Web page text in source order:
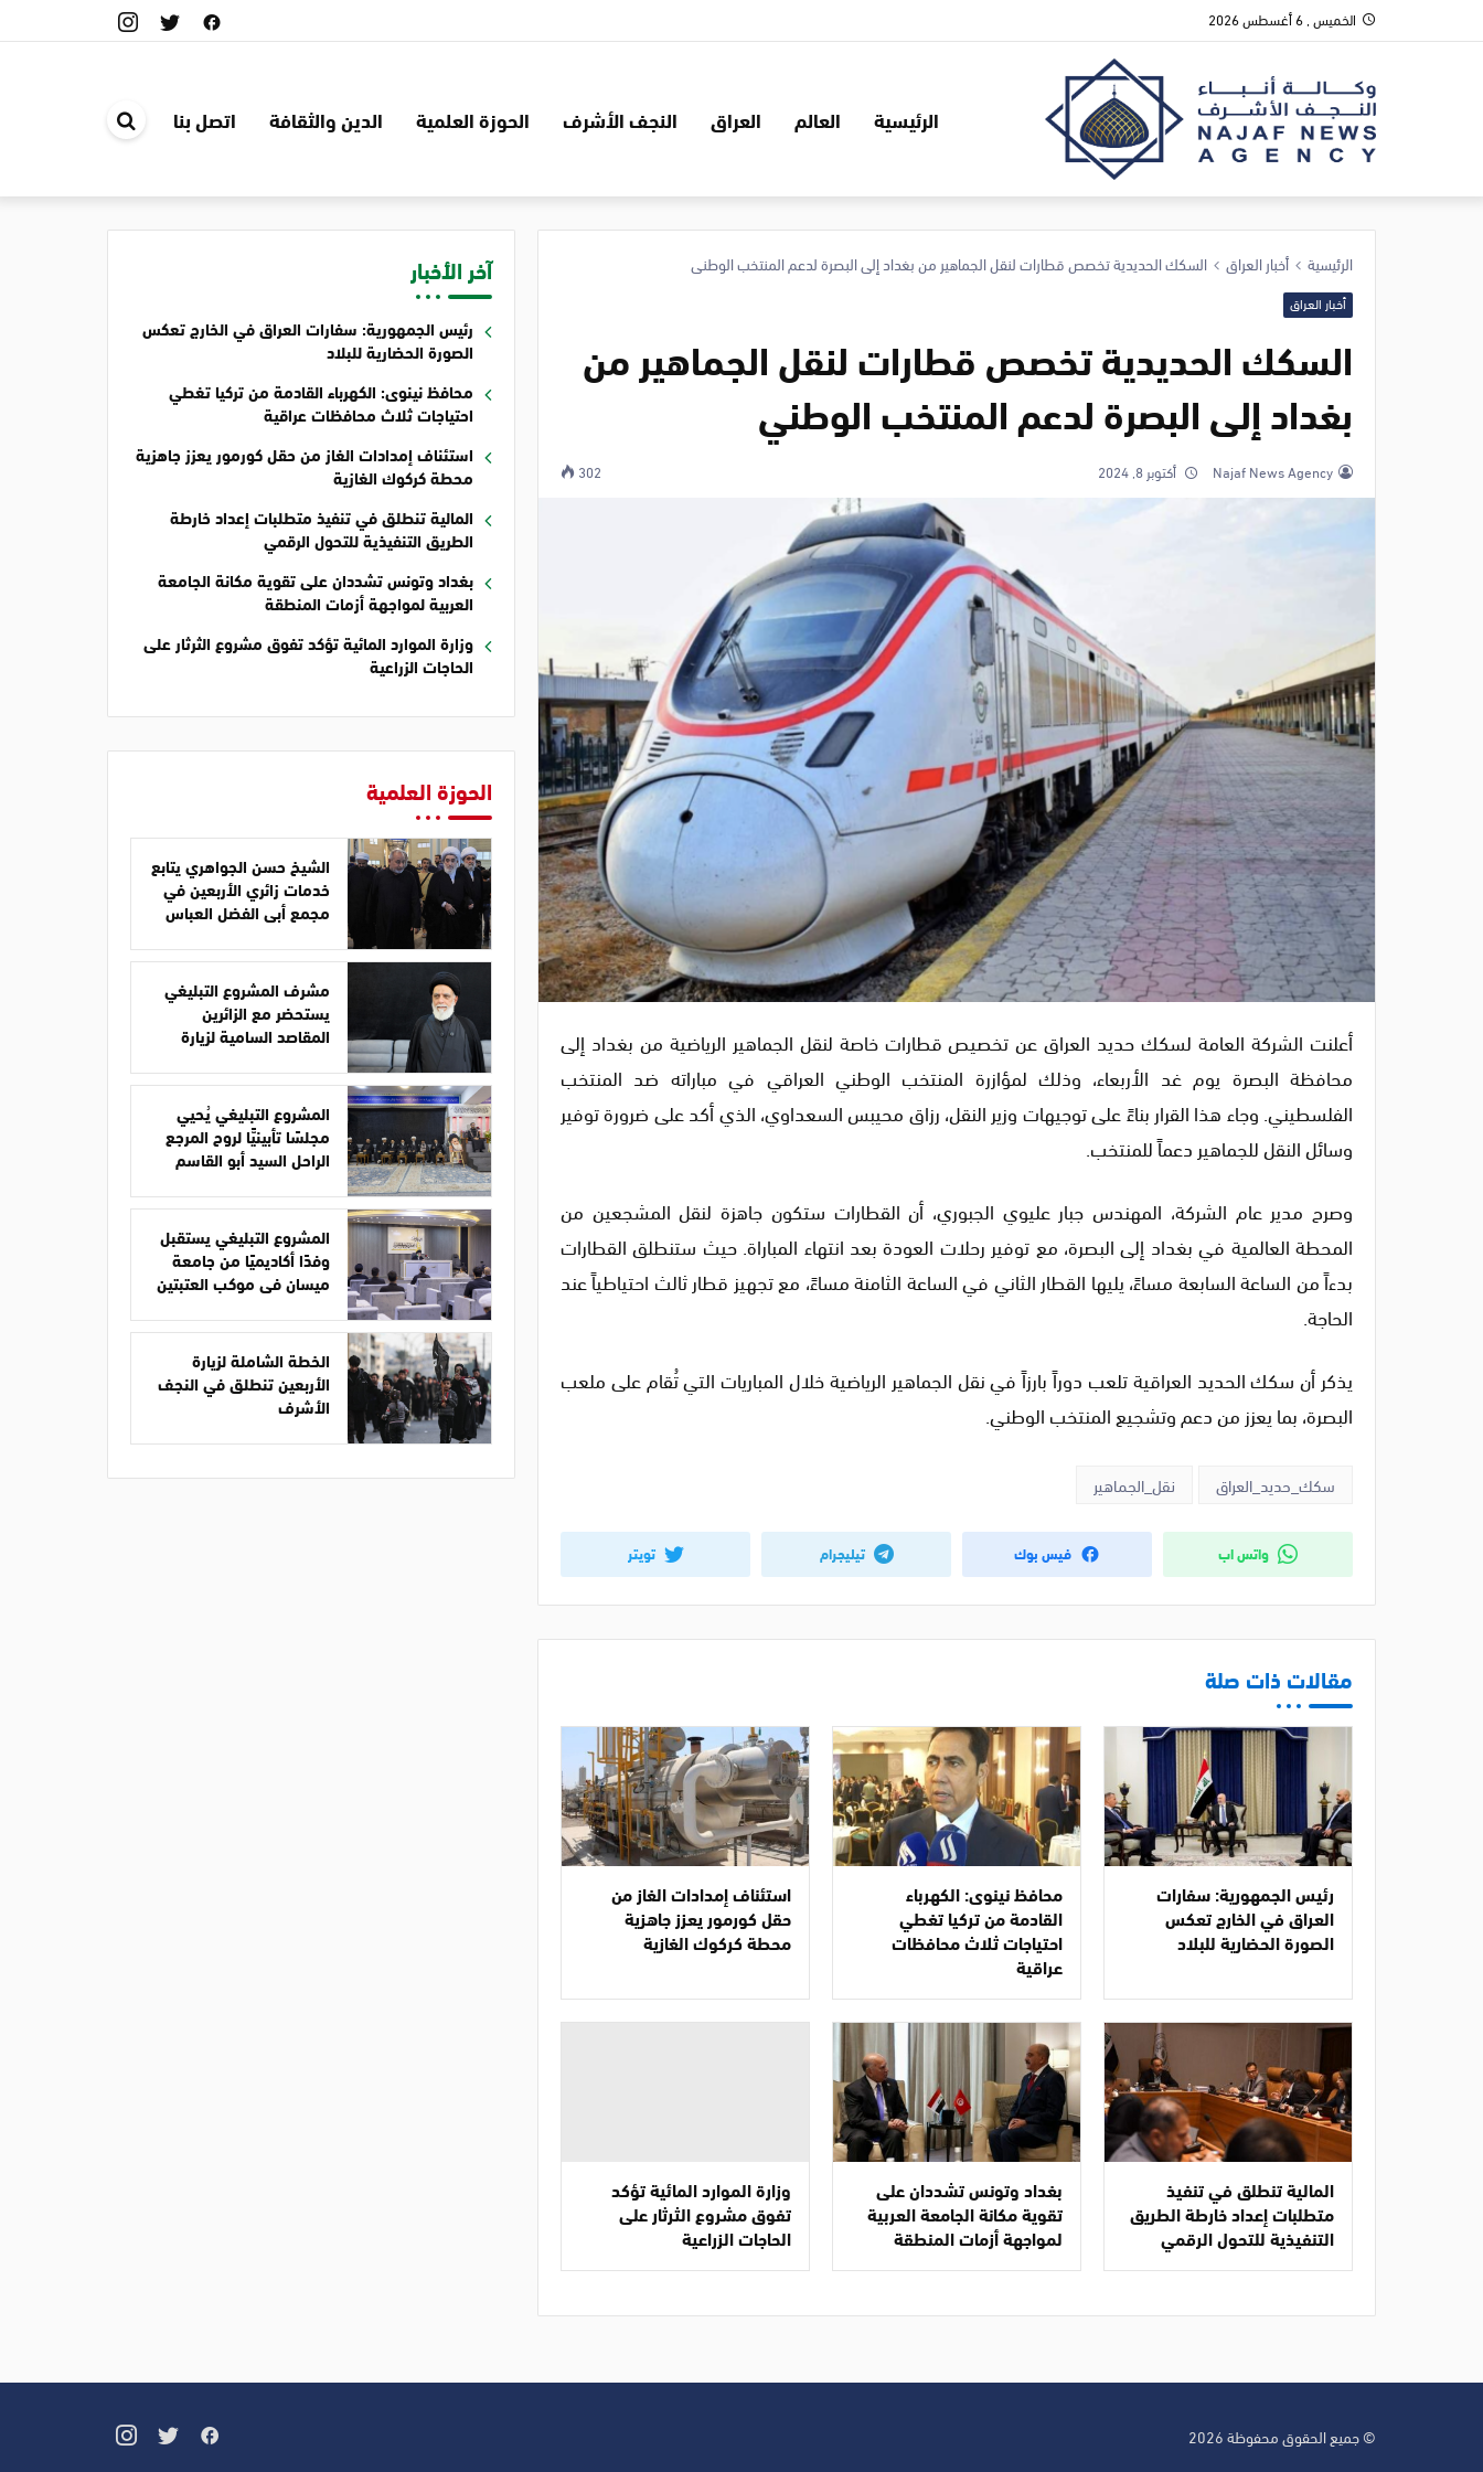
الخميس , 6 أغسطس 2026
الرئيسية العالم العراق النجف الأشرف الحوزة العلمية الدين والثقافة اتصل بنا
الموقع
الرئيسية أخبار العراق السكك الحديدية تخصص قطارات لنقل الجماهير من بغداد إلى البصرة لدعم المنتخب الوطني
أخبار العراق
السكك الحديدية تخصص قطارات لنقل الجماهير من
بغداد إلى البصرة لدعم المنتخب الوطني
Najaf News Agency أكتوبر 8, 2024 302
أعلنت الشركة العامة لسكك حديد العراق عن تخصيص قطارات خاصة لنقل الجماهير الرياضية من بغداد إلى
محافظة البصرة يوم غد الأربعاء، وذلك لمؤازرة المنتخب الوطني العراقي في مباراته ضد المنتخب
الفلسطيني. وجاء هذا القرار بناءً على توجيهات وزير النقل، رزاق محيبس السعداوي، الذي أكد على ضرورة توفير
وسائل النقل للجماهير دعماً للمنتخب.
وصرح مدير عام الشركة، المهندس جبار عليوي الجبوري، أن القطارات ستكون جاهزة لنقل المشجعين من
المحطة العالمية في بغداد إلى البصرة، مع توفير رحلات العودة بعد انتهاء المباراة. حيث ستنطلق القطارات
بدءاً من الساعة السابعة مساءً، يليها القطار الثاني في الساعة الثامنة مساءً، مع تجهيز قطار ثالث احتياطياً عند
الحاجة.
يذكر أن سكك الحديد العراقية تلعب دوراً بارزاً في نقل الجماهير الرياضية خلال المباريات التي تُقام على ملعب
البصرة، بما يعزز من دعم وتشجيع المنتخب الوطني.
سكك_حديد_العراق نقل_الجماهير
واتس اب فيس بوك تيليجرام تويتر
مقالات ذات صلة
رئيس الجمهورية: سفارات
العراق في الخارج تعكس
الصورة الحضارية للبلاد
محافظ نينوى: الكهرباء
القادمة من تركيا تغطي
احتياجات ثلاث محافظات
عراقية
استئناف إمدادات الغاز من
حقل كورمور يعزز جاهزية
محطة كركوك الغازية
المالية تنطلق في تنفيذ
متطلبات إعداد خارطة الطريق
التنفيذية للتحول الرقمي
بغداد وتونس تشددان على
تقوية مكانة الجامعة العربية
لمواجهة أزمات المنطقة
وزارة الموارد المائية تؤكد
تفوق مشروع الثرثار على
الحاجات الزراعية
آخر الأخبار
رئيس الجمهورية: سفارات العراق في الخارج تعكس
الصورة الحضارية للبلاد
محافظ نينوى: الكهرباء القادمة من تركيا تغطي
احتياجات ثلاث محافظات عراقية
استئناف إمدادات الغاز من حقل كورمور يعزز جاهزية
محطة كركوك الغازية
المالية تنطلق في تنفيذ متطلبات إعداد خارطة
الطريق التنفيذية للتحول الرقمي
بغداد وتونس تشددان على تقوية مكانة الجامعة
العربية لمواجهة أزمات المنطقة
وزارة الموارد المائية تؤكد تفوق مشروع الثرثار على
الحاجات الزراعية
الحوزة العلمية
الشيخ حسن الجواهري يتابع
خدمات زائري الأربعين في
مجمع أبي الفضل العباس
مشرف المشروع التبليغي
يستحضر مع الزائرين
المقاصد السامية لزيارة
المشروع التبليغي يُحيي
مجلسًا تأبينيًّا لروح المرجع
الراحل السيد أبو القاسم
المشروع التبليغي يستقبل
وفدًا أكاديميًا من جامعة
ميسان في موكب العتبتين
الخطة الشاملة لزيارة
الأربعين تنطلق في النجف
الأشرف
© جميع الحقوق محفوظة 2026